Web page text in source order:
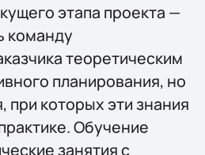
этапа проекта —
команду
теоретическим
планирования, но
при которых эти знания
Обучение
занятия с